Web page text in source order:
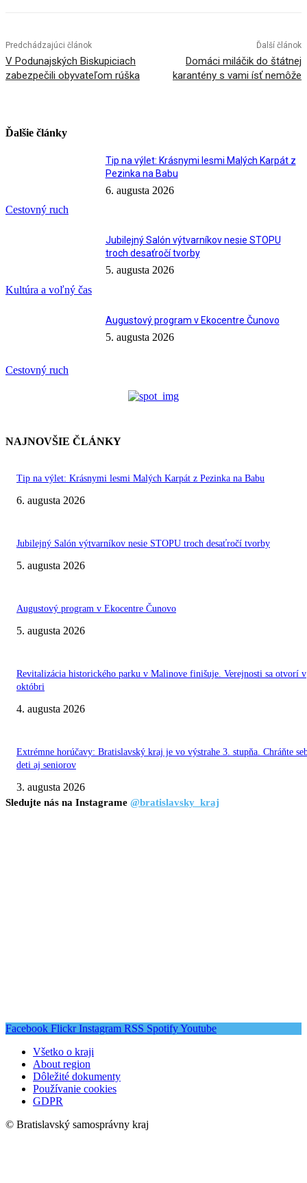
Predchádzajúci článok
V Podunajských Biskupiciach
zabezpečili obyvateľom rúška
Ďalší článok
Domáci miláčik do štátnej
karantény s vami ísť nemôže
Ďalšie články
Cestovný ruch
Tip na výlet: Krásnymi lesmi Malých Karpát z
Pezinka na Babu
6. augusta 2026
Kultúra a voľný čas
Jubilejný Salón výtvarníkov nesie STOPU
troch desaťročí tvorby
5. augusta 2026
Cestovný ruch
Augustový program v Ekocentre Čunovo
5. augusta 2026
NAJNOVŠIE ČLÁNKY
Tip na výlet: Krásnymi lesmi Malých Karpát z Pezinka na Babu
6. augusta 2026
Jubilejný Salón výtvarníkov nesie STOPU troch desaťročí tvorby
5. augusta 2026
Augustový program v Ekocentre Čunovo
5. augusta 2026
Revitalizácia historického parku v Malinove finišuje. Verejnosti sa otvorí v
októbri
4. augusta 2026
Extrémne horúčavy: Bratislavský kraj je vo výstrahe 3. stupňa. Chráňte
deti aj seniorov
3. augusta 2026
Sledujte nás na Instagrame @bratislavsky_kraj
Facebook Flickr Instagram RSS SpotifyYoutube
Všetko o kraji
About region
Dôležité dokumenty
Používanie cookies
GDPR
© Bratislavský samosprávny kraj